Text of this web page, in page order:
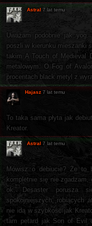
Astral 7 lat temu
Uważam podobnie jak
poszli w kierunku mieszanki
takim A Touch of Medieval
metalowym. O Fog of
procentach black metyl z
Hajasz 7 lat temu
To taka sama płyta jak
Kreator.
Astral 7 lat temu
Mówisz o debiucie? Że to
kompletnie się nie
ok. Desaster porusza
spokojniejszych, robiących
nie idą w szybkość jak
tam petard jak Son of Evil